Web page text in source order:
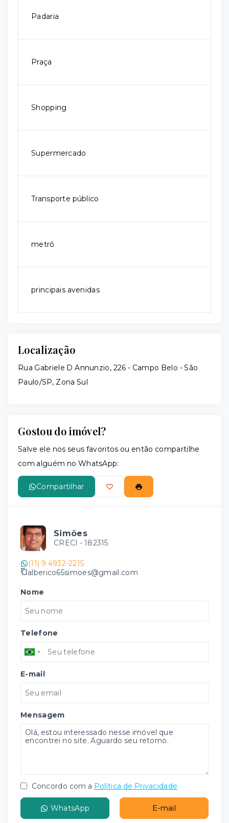
Padaria
Praça
Shopping
Supermercado
Transporte público
metrô
principais avenidas
Localização
Rua Gabriele D Annunzio, 226 - Campo Belo - São
Paulo/SP, Zona Sul
Gostou do imóvel?
Salve ele nos seus favoritos ou então compartilhe
com alguém no WhatsApp:
Compartilhar
Simões
CRECI - 182315
(11) 9 4932-2215
alberico65simoes@gmail.com
Nome
Telefone
E-mail
Mensagem
Concordo com a Política de Privacidade
WhatsApp E-mail